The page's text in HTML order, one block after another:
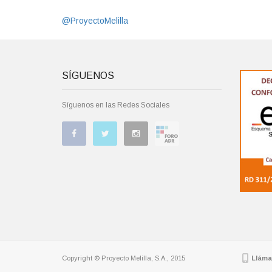
@ProyectoMelilla
SÍGUENOS
Síguenos en las Redes Sociales
Copyright © Proyecto Melilla, S.A., 2015